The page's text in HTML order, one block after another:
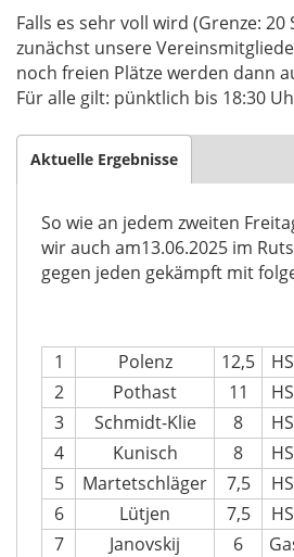
Falls es sehr voll wird (Grenze: 20
zunächst unsere
noch freien Plätze werden dann
Für alle gilt: pünktlich bis 18:30
Aktuelle Ergebnisse
So wie an jedem zweiten
wir auch am13.06.2025 im
gegen jeden gekämpft mit
1 Polenz 12,5
2
Pothast 11
3
Schmidt-Klie 8
4
Kunisch 8
5
Martetschläger 7,5
6
Lütjen 7,5
7
Janovskij 6